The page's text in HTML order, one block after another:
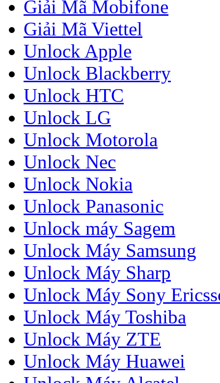
Giải Mã Mobifone
Giải Mã Viettel
Unlock Apple
Unlock Blackberry
Unlock HTC
Unlock LG
Unlock Motorola
Unlock Nec
Unlock Nokia
Unlock Panasonic
Unlock máy Sagem
Unlock Máy Samsung
Unlock Máy Sharp
Unlock Máy Sony
Unlock Máy Toshiba
Unlock Máy ZTE
Unlock Máy Huawei